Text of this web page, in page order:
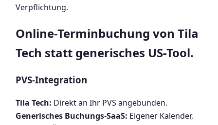
Verpflichtung.
Online-Terminbuchung von Tila
Tech statt generisches US-Tool.
PVS-Integration
Tila Tech: Direkt an Ihr PVS angebunden.
Generisches Buchungs-SaaS: Eigener Kalender,